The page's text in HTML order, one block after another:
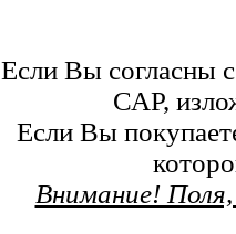
Если Вы согласны
САР,
Если Вы
Внимание! Поля,